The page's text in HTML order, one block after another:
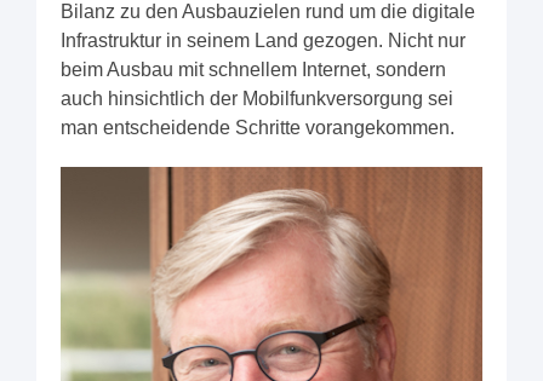
Bilanz zu den Ausbauzielen rund um die digitale
Infrastruktur in seinem Land gezogen. Nicht nur
beim Ausbau mit schnellem Internet, sondern
auch hinsichtlich der Mobilfunkversorgung sei
man entscheidende Schritte vorangekommen.